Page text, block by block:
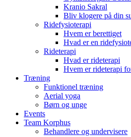
Kranio Sakral
Bliv klogere på din
Ridefysioterapi
Hvem er berettiget
Hvad er en
Rideterapi
Hvad er rideterapi
Hvem er rideterapi
Træning
Funktionel træning
Aerial yoga
Børn og unge
Events
Team Korphus
Behandlere og undervisere